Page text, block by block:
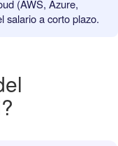
(AWS, Azure,
salario a corto plazo.